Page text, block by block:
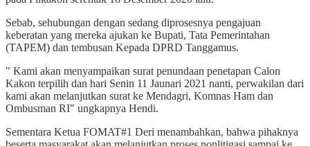
Sebab, sehubungan dengan sedang diprosesnya pengajuan
keberatan yang mereka ajukan ke Bupati, Tata Pemerintahan
(TAPEM) dan tembusan Kepada DPRD Tanggamus.
" Kami akan menyampaikan surat penundaan penetapan Calon
Kakon terpilih dan hari Senin 11 Jaunari 2021 nanti, perwakilan dari
kami akan melanjutkan surat ke Mendagri, Komnas Ham dan
Ombusman RI" ungkapnya Hendi.
Sementara Ketua FOMAT#1 Deri menambahkan, bahwa pihaknya